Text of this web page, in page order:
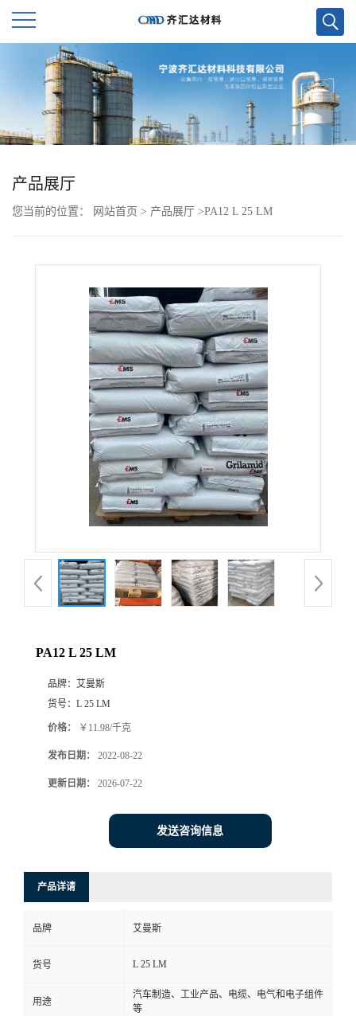
首
页
公
品
厅
系
产品展厅
您当前的位置： 网站首页 > 产品展厅 >PA12 L 25 LM
PA12 L 25 LM
品牌： 艾曼斯
货号： L 25 LM
价格： ￥11.98/千克
发布日期： 2022-08-22
更新日期： 2026-07-22
发送咨询信息
产品详请
品牌 艾曼斯
货号 L 25 LM
用途
汽车制造、工业产品、电缆、电气和电子组件
等